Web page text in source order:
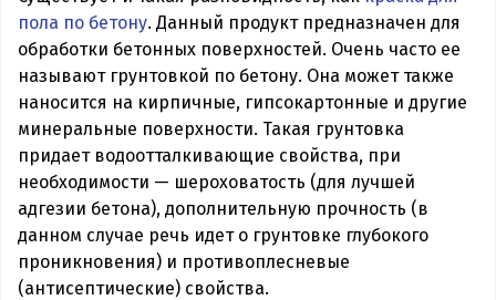
пола по бетону. Данный продукт предназначен для
обработки бетонных поверхностей. Очень часто ее
называют грунтовкой по бетону. Она может также
наносится на кирпичные, гипсокартонные и другие
минеральные поверхности. Такая грунтовка
придает водоотталкивающие свойства, при
необходимости — шероховатость (для лучшей
адгезии бетона), дополнительную прочность (в
данном случае речь идет о грунтовке глубокого
проникновения) и противоплесневые
(антисептические) свойства.